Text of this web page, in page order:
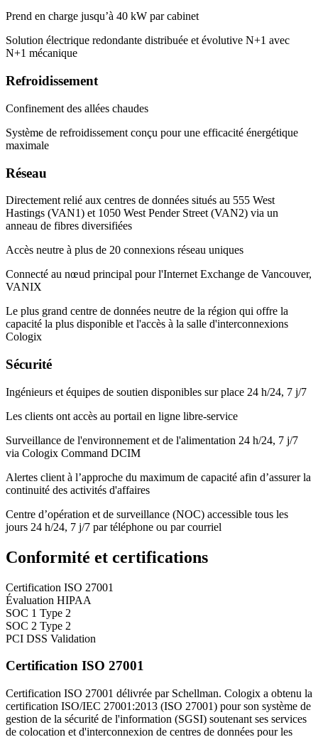
Prend en charge jusqu’à 40 kW par cabinet
Solution électrique redondante distribuée et évolutive N+1 avec
N+1 mécanique
Refroidissement
Confinement des allées chaudes
Système de refroidissement conçu pour une efficacité énergétique
maximale
Réseau
Directement relié aux centres de données situés au 555 West
Hastings (VAN1) et 1050 West Pender Street (VAN2) via un
anneau de fibres diversifiées
Accès neutre à plus de 20 connexions réseau uniques
Connecté au nœud principal pour l'Internet Exchange de Vancouver,
VANIX
Le plus grand centre de données neutre de la région qui offre la
capacité la plus disponible et l'accès à la salle d'interconnexions
Cologix
Sécurité
Ingénieurs et équipes de soutien disponibles sur place 24 h/24, 7 j/7
Les clients ont accès au portail en ligne libre-service
Surveillance de l'environnement et de l'alimentation 24 h/24, 7 j/7
via Cologix Command DCIM
Alertes client à l’approche du maximum de capacité afin d’assurer la
continuité des activités d'affaires
Centre d’opération et de surveillance (NOC) accessible tous les
jours 24 h/24, 7 j/7 par téléphone ou par courriel
Conformité et certifications
Certification ISO 27001
Évaluation HIPAA
SOC 1 Type 2
SOC 2 Type 2
PCI DSS Validation
Certification ISO 27001
Certification ISO 27001 délivrée par Schellman. Cologix a obtenu la
certification ISO/IEC 27001:2013 (ISO 27001) pour son système de
gestion de la sécurité de l'information (SGSI) soutenant ses services
de colocation et d'interconnexion de centres de données pour les